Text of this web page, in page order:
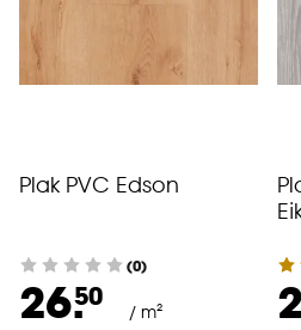
Plak PVC Edson
(0)
26.50
/ m²